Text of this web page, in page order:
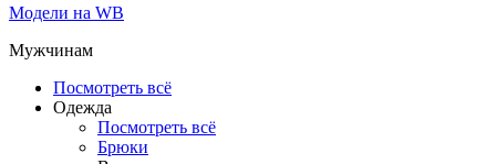
Модели на WB
Мужчинам
Посмотреть всё
Одежда
Посмотреть всё
Брюки